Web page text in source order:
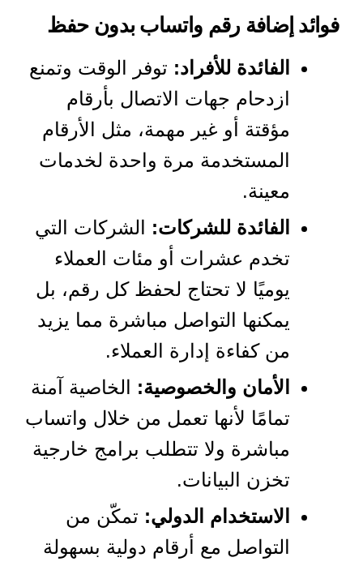
فوائد إضافة رقم واتساب بدون حفظ
الفائدة للأفراد: توفر الوقت وتمنع
ازدحام جهات الاتصال بأرقام
مؤقتة أو غير مهمة، مثل الأرقام
المستخدمة مرة واحدة لخدمات
معينة.
الفائدة للشركات: الشركات التي
تخدم عشرات أو مئات العملاء
يوميًا لا تحتاج لحفظ كل رقم، بل
يمكنها التواصل مباشرة مما يزيد
من كفاءة إدارة العملاء.
الأمان والخصوصية: الخاصية آمنة
تمامًا لأنها تعمل من خلال واتساب
مباشرة ولا تتطلب برامج خارجية
تخزن البيانات.
الاستخدام الدولي: تمكّن من
التواصل مع أرقام دولية بسهولة